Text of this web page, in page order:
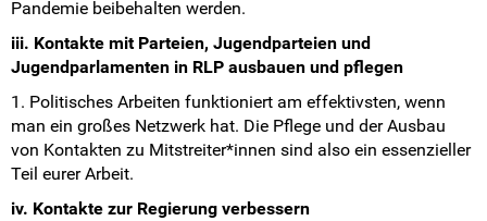
Pandemie beibehalten werden.
iii. Kontakte mit Parteien, Jugendparteien und
Jugendparlamenten in RLP ausbauen und pflegen
1. Politisches Arbeiten funktioniert am effektivsten, wenn
man ein großes Netzwerk hat. Die Pflege und der Ausbau
von Kontakten zu Mitstreiter*innen sind also ein essenzieller
Teil eurer Arbeit.
iv. Kontakte zur Regierung verbessern